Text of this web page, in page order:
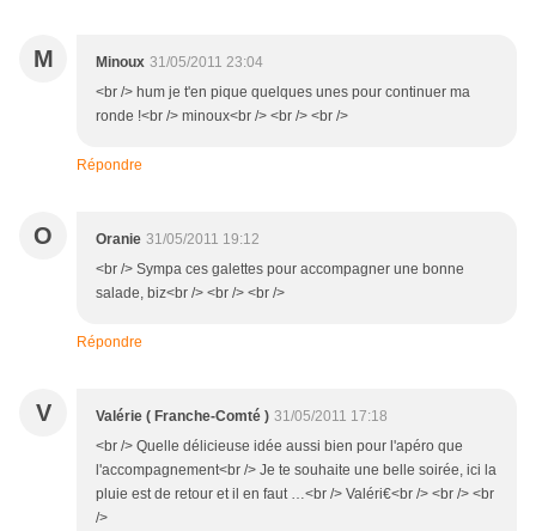
M Minoux 31/05/2011 23:04
<br /> hum je t'en pique quelques unes pour continuer ma
ronde !<br /> minoux<br /> <br /> <br />
Répondre
O Oranie 31/05/2011 19:12
<br /> Sympa ces galettes pour accompagner une bonne
salade, biz<br /> <br /> <br />
Répondre
V Valérie ( Franche-Comté ) 31/05/2011 17:18
<br /> Quelle délicieuse idée aussi bien pour l'apéro que
l'accompagnement<br /> Je te souhaite une belle soirée, ici la
pluie est de retour et il en faut …<br /> Valéri€<br /> <br /> <br
/>